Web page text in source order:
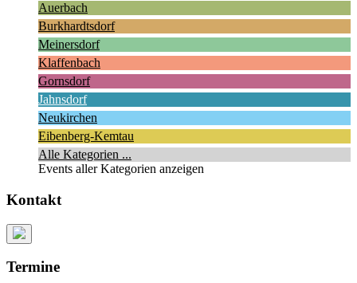
Auerbach
Burkhardtsdorf
Meinersdorf
Klaffenbach
Gornsdorf
Jahnsdorf
Neukirchen
Eibenberg-Kemtau
Alle Kategorien ...
Events aller Kategorien anzeigen
Kontakt
Termine